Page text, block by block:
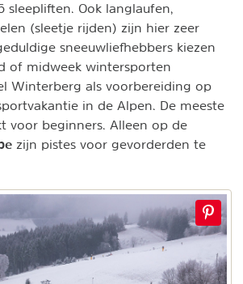
sleepliften. Ook langlaufen,
(sleetje rijden) zijn hier zeer
sneeuwliefhebbers kiezen
of midweek wintersporten
Winterberg als voorbereiding op
in de Alpen. De meeste
voor beginners. Alleen op de
zijn pistes voor gevorderden te